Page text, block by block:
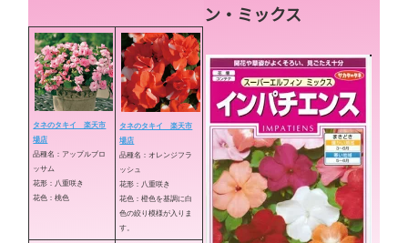
タネのタキイ 楽天市
場店
品種名：アップルブロ
ッサム
花形：八重咲き
花色：桃色
タネのタキイ 楽天市
場店
品種名：オレンジフラ
ッシュ
花形：八重咲き
花色：橙色を基調に白
色の絞り模様が入りま
す。
ン・ミックス